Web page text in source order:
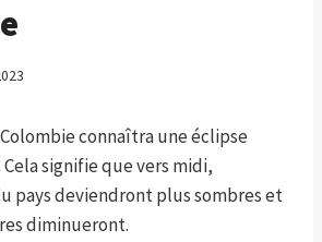
connaîtra une éclipse
signifie que vers midi,
pays deviendront plus sombres et
diminueront.